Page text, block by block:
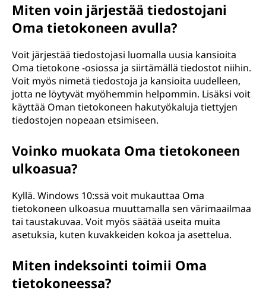
Miten voin järjestää tiedostojani
Oma tietokoneen avulla?
Voit järjestää tiedostojasi luomalla uusia kansioita
Oma tietokone -osiossa ja siirtämällä tiedostot niihin.
Voit myös nimetä tiedostoja ja kansioita uudelleen,
jotta ne löytyvät myöhemmin helpommin. Lisäksi voit
käyttää Oman tietokoneen hakutyökaluja tiettyjen
tiedostojen nopeaan etsimiseen.
Voinko muokata Oma tietokoneen
ulkoasua?
Kyllä. Windows 10:ssä voit mukauttaa Oma
tietokoneen ulkoasua muuttamalla sen värimaailmaa
tai taustakuvaa. Voit myös säätää useita muita
asetuksia, kuten kuvakkeiden kokoa ja asettelua.
Miten indeksointi toimii Oma
tietokoneessa?